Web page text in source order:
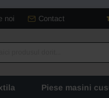
noi Contact
Piese masini